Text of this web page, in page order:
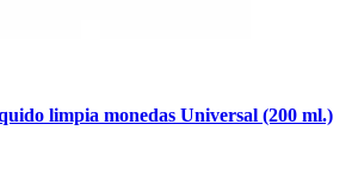
limpia monedas Universal (200 ml.)